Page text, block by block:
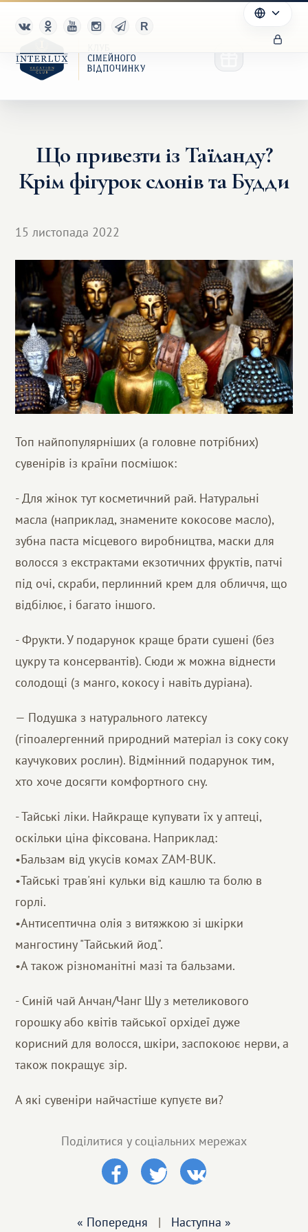
Клуб
Переваги
Благотворительность
Що привезти із Таїланду?
Крім фігурок слонів та Будди
15 листопада 2022
Топ найпопулярніших (а головне потрібних)
сувенірів із країни посмішок:
- Для жінок тут косметичний рай. Натуральні
масла (наприклад, знамените кокосове масло),
зубна паста місцевого виробництва, маски для
волосся з екстрактами екзотичних фруктів, патчі
під очі, скраби, перлинний крем для обличчя, що
відбілює, і багато іншого.
- Фрукти. У подарунок краще брати сушені (без
цукру та консервантів). Сюди ж можна віднести
солодощі (з манго, кокосу і навіть дуріана).
— Подушка з натурального латексу
(гіпоалергенний природний матеріал із соку соку
каучукових рослин). Відмінний подарунок тим,
хто хоче досягти комфортного сну.
- Тайські ліки. Найкраще купувати їх у аптеці,
оскільки ціна фіксована. Наприклад:
•Бальзам від укусів комах ZAM-BUK.
•Тайські трав'яні кульки від кашлю та болю в
горлі.
•Антисептична олія з витяжкою зі шкірки
мангостину "Тайський йод".
•А також різноманітні мазі та бальзами.
- Синій чай Анчан/Чанг Шу з метеликового
горошку або квітів тайської орхідеї дуже
корисний для волосся, шкіри, заспокоює нерви, а
також покращує зір.
А які сувеніри найчастіше купуєте ви?
Поділитися у соціальних мережах
« Попередня | Наступна »